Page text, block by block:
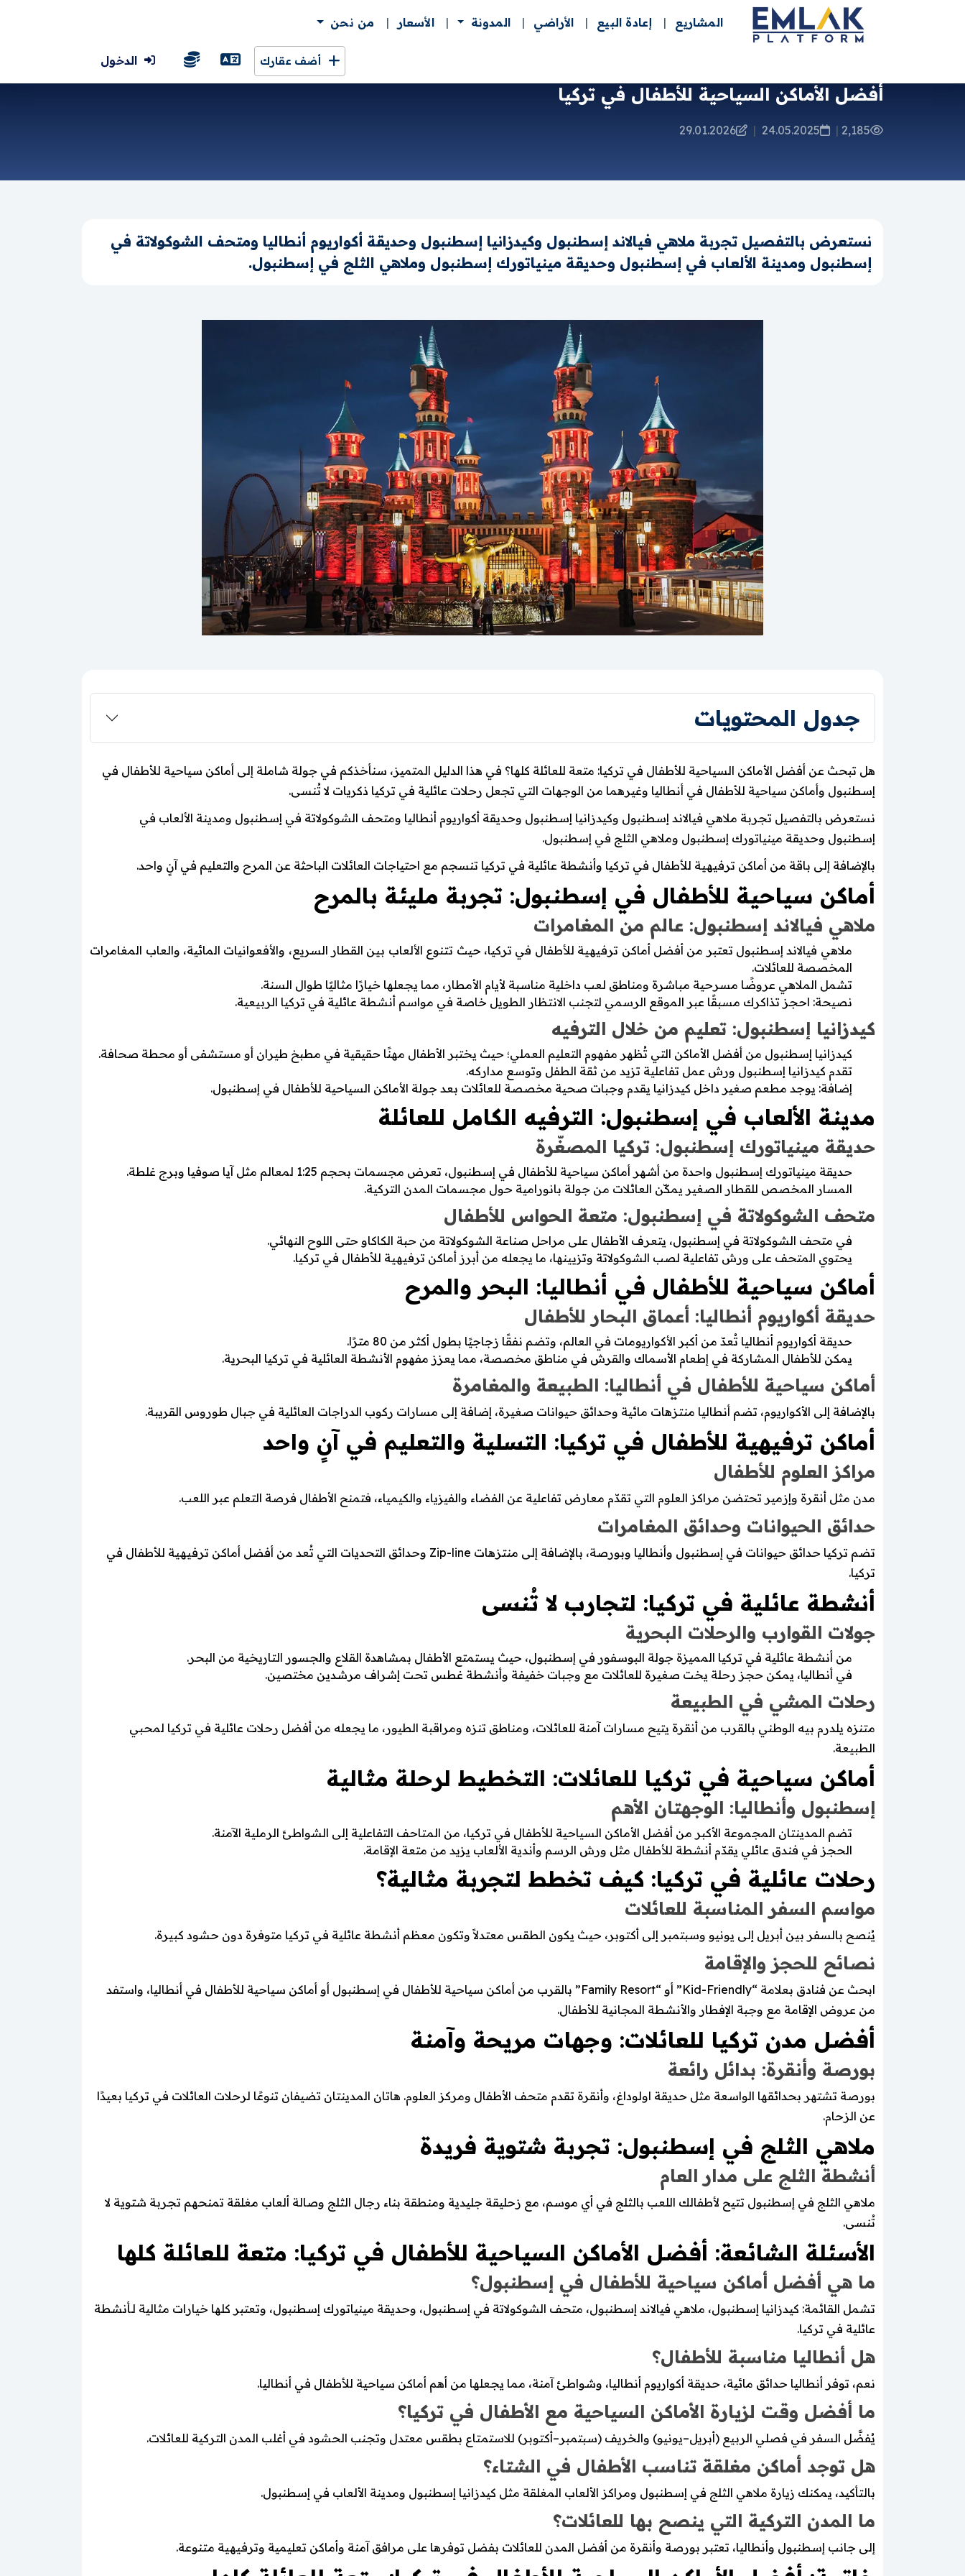
المشاريع إعادة البيع الأراضي المدونة الأسعار من نحن
أضف عقارك الدخول
أفضل الأماكن السياحية للأطفال في تركيا
2,185
|
24.05.2025
|
29.01.2026
نستعرض بالتفصيل تجربة ملاهي فيالاند إسطنبول وكيدزانيا إسطنبول وحديقة أكواريوم أنطاليا ومتحف الشوكولاتة في
إسطنبول ومدينة الألعاب في إسطنبول وحديقة مينياتورك إسطنبول وملاهي الثلج في إسطنبول.
جدول المحتويات
هل تبحث عن أفضل الأماكن السياحية للأطفال في تركيا: متعة للعائلة كلها؟ في هذا الدليل المتميز، سنأخذكم في جولة شاملة إلى أماكن سياحية للأطفال في
إسطنبول وأماكن سياحية للأطفال في أنطاليا وغيرهما من الوجهات التي تجعل رحلات عائلية في تركيا ذكريات لا تُنسى.
نستعرض بالتفصيل تجربة ملاهي فيالاند إسطنبول وكيدزانيا إسطنبول وحديقة أكواريوم أنطاليا ومتحف الشوكولاتة في إسطنبول ومدينة الألعاب في
إسطنبول وحديقة مينياتورك إسطنبول وملاهي الثلج في إسطنبول.
بالإضافة إلى باقة من أماكن ترفيهية للأطفال في تركيا وأنشطة عائلية في تركيا تنسجم مع احتياجات العائلات الباحثة عن المرح والتعليم في آنٍ واحد.
أماكن سياحية للأطفال في إسطنبول: تجربة مليئة بالمرح
ملاهي فيالاند إسطنبول: عالم من المغامرات
ملاهي فيالاند إسطنبول تعتبر من أفضل أماكن ترفيهية للأطفال في تركيا، حيث تتنوع الألعاب بين القطار السريع، والأفعوانيات المائية، والعاب المغامرات
المخصصة للعائلات.
تشمل الملاهي عروضًا مسرحية مباشرة ومناطق لعب داخلية مناسبة لأيام الأمطار، مما يجعلها خيارًا مثاليًا طوال السنة.
نصيحة: احجز تذاكرك مسبقًا عبر الموقع الرسمي لتجنب الانتظار الطويل خاصة في مواسم أنشطة عائلية في تركيا الربيعية.
كيدزانيا إسطنبول: تعليم من خلال الترفيه
كيدزانيا إسطنبول ‏من أفضل الأماكن التي تُظهر مفهوم التعليم العملي؛ حيث يختبر الأطفال مهنًا حقيقية في مطبخ طيران أو مستشفى أو محطة صحافة.
تقدم كيدزانيا إسطنبول ورش عمل تفاعلية تزيد من ثقة الطفل وتوسع مداركه.
إضافة: يوجد مطعم صغير داخل كيدزانيا يقدم وجبات صحية مخصصة للعائلات بعد جولة الأماكن السياحية للأطفال في إسطنبول.
مدينة الألعاب في إسطنبول: الترفيه الكامل للعائلة
حديقة مينياتورك إسطنبول: تركيا المصغّرة
حديقة مينياتورك إسطنبول واحدة من أشهر أماكن سياحية للأطفال في إسطنبول، تعرض مجسمات بحجم 1:25 لمعالم مثل آيا صوفيا وبرج غلطة.
المسار المخصص للقطار الصغير يمكّن العائلات من جولة بانورامية حول مجسمات المدن التركية.
متحف الشوكولاتة في إسطنبول: متعة الحواس للأطفال
‏في متحف الشوكولاتة في إسطنبول، يتعرف الأطفال على مراحل صناعة الشوكولاتة من حبة الكاكاو حتى اللوح النهائي.
يحتوي المتحف على ورش تفاعلية لصب الشوكولاتة وتزيينها، ما يجعله من أبرز أماكن ترفيهية للأطفال في تركيا.
أماكن سياحية للأطفال في أنطاليا: البحر والمرح
حديقة أكواريوم أنطاليا: أعماق البحار للأطفال
حديقة أكواريوم أنطاليا تُعدّ من أكبر الأكواريومات في العالم، وتضم نفقًا زجاجيًا بطول أكثر من 80 مترًا.
يمكن للأطفال المشاركة في إطعام الأسماك والقرش في مناطق مخصصة، مما يعزز مفهوم الأنشطة العائلية في تركيا البحرية.
أماكن سياحية للأطفال في أنطاليا: الطبيعة والمغامرة
بالإضافة إلى الأكواريوم، تضم أنطاليا منتزهات مائية وحدائق حيوانات صغيرة، إضافة إلى مسارات ركوب الدراجات العائلية في جبال طوروس القريبة.
أماكن ترفيهية للأطفال في تركيا: التسلية والتعليم في آنٍ واحد
مراكز العلوم للأطفال
مدن مثل أنقرة وإزمير تحتضن مراكز العلوم التي تقدّم معارض تفاعلية عن الفضاء والفيزياء والكيمياء، فتمنح الأطفال فرصة التعلم عبر اللعب.
حدائق الحيوانات وحدائق المغامرات
تضم تركيا حدائق حيوانات في إسطنبول وأنطاليا وبورصة، بالإضافة إلى منتزهات Zip-line وحدائق التحديات التي تُعد من أفضل أماكن ترفيهية للأطفال في
تركيا.
أنشطة عائلية في تركيا: لتجارب لا تُنسى
جولات القوارب والرحلات البحرية
من أنشطة عائلية في تركيا المميزة جولة البوسفور في إسطنبول، حيث يستمتع الأطفال بمشاهدة القلاع والجسور التاريخية من البحر.
في أنطاليا، يمكن حجز رحلة يخت صغيرة للعائلات مع وجبات خفيفة وأنشطة غطس تحت إشراف مرشدين مختصين.
رحلات المشي في الطبيعة
متنزه يلدرم بيه الوطني بالقرب من أنقرة يتيح مسارات آمنة للعائلات، ومناطق تنزه ومراقبة الطيور، ما يجعله من أفضل رحلات عائلية في تركيا لمحبي
الطبيعة.
أماكن سياحية في تركيا للعائلات: التخطيط لرحلة مثالية
إسطنبول وأنطاليا: الوجهتان الأهم
تضم المدينتان المجموعة الأكبر من أفضل الأماكن السياحية للأطفال في تركيا، من المتاحف التفاعلية إلى الشواطئ الرملية الآمنة.
الحجز في فندق عائلي يقدّم أنشطة للأطفال مثل ورش الرسم وأندية الألعاب يزيد من متعة الإقامة.
رحلات عائلية في تركيا: كيف تخطط لتجربة مثالية؟
مواسم السفر المناسبة للعائلات
يُنصح بالسفر بين أبريل إلى يونيو وسبتمبر إلى أكتوبر، حيث يكون الطقس معتدلاً وتكون معظم أنشطة عائلية في تركيا متوفرة دون حشود كبيرة.
نصائح للحجز والإقامة
ابحث عن فنادق بعلامة “Kid-Friendly” أو “Family Resort” بالقرب من أماكن سياحية للأطفال في إسطنبول أو أماكن سياحية للأطفال في أنطاليا، واستفد
من عروض الإقامة مع وجبة الإفطار والأنشطة المجانية للأطفال.
أفضل مدن تركيا للعائلات: وجهات مريحة وآمنة
بورصة وأنقرة: بدائل رائعة
بورصة تشتهر بحدائقها الواسعة مثل حديقة اولوداغ، وأنقرة تقدم متحف الأطفال ومركز العلوم. هاتان المدينتان تضيفان تنوعًا لرحلات العائلات في تركيا بعيدًا
عن الزحام.
ملاهي الثلج في إسطنبول: تجربة شتوية فريدة
أنشطة الثلج على مدار العام
ملاهي الثلج في إسطنبول تتيح لأطفالك اللعب بالثلج في أي موسم، مع زحليقة جليدية ومنطقة بناء رجال الثلج وصالة ألعاب مغلقة تمنحهم تجربة شتوية لا
تُنسى.
الأسئلة الشائعة: أفضل الأماكن السياحية للأطفال في تركيا: متعة للعائلة كلها
ما هي أفضل أماكن سياحية للأطفال في إسطنبول؟
تشمل القائمة: كيدزانيا إسطنبول، ملاهي فيالاند إسطنبول، متحف الشوكولاتة في إسطنبول، وحديقة مينياتورك إسطنبول، وتعتبر كلها خيارات مثالية لـأنشطة
عائلية في تركيا.
هل أنطاليا مناسبة للأطفال؟
نعم، توفر أنطاليا حدائق مائية، حديقة أكواريوم أنطاليا، وشواطئ آمنة، مما يجعلها من أهم أماكن سياحية للأطفال في أنطاليا.
ما أفضل وقت لزيارة الأماكن السياحية مع الأطفال في تركيا؟
يُفضَّل السفر في فصلي الربيع (أبريل–يونيو) والخريف (سبتمبر–أكتوبر) للاستمتاع بطقس معتدل وتجنب الحشود في أغلب المدن التركية للعائلات.
هل توجد أماكن مغلقة تناسب الأطفال في الشتاء؟
بالتأكيد، يمكنك زيارة ملاهي الثلج في إسطنبول ومراكز الألعاب المغلقة مثل كيدزانيا إسطنبول ومدينة الألعاب في إسطنبول.
ما المدن التركية التي ينصح بها للعائلات؟
إلى جانب إسطنبول وأنطاليا، تعتبر بورصة وأنقرة من أفضل المدن للعائلات بفضل توفرها على مرافق آمنة وأماكن تعليمية وترفيهية متنوعة.